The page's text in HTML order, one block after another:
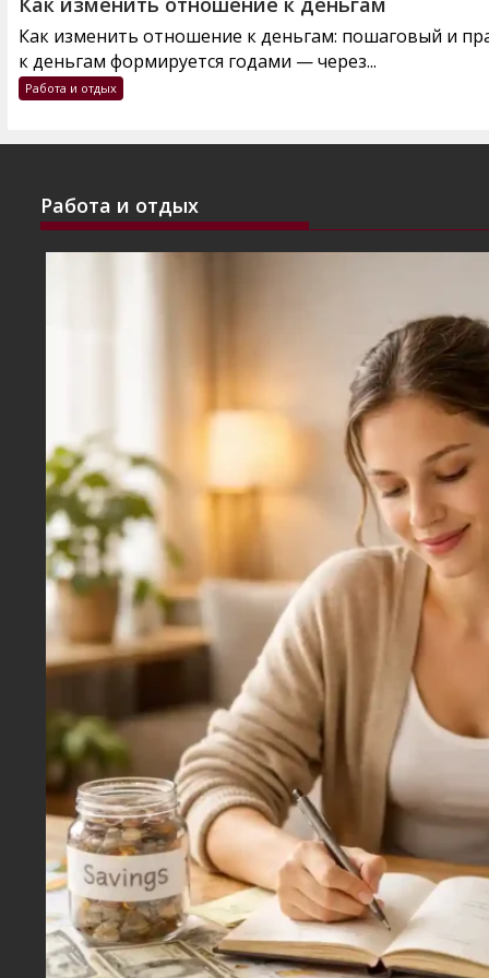
Как изменить отношение к деньгам: пошаговый и
к деньгам формируется годами — через...
Работа и отдых
Работа и отдых